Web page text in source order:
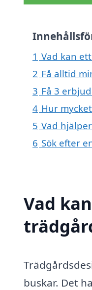
1 Vad kan
2 Få alltid
3 Få 3
4 Hur
5 Vad
6 Sök efter
Vad
buskar. Det